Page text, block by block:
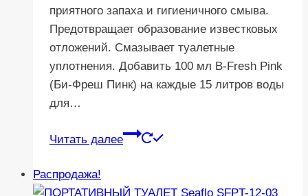
приятного запаха и гигиеничного смыва.
Предотвращает образование известковых
отложений. Смазывает туалетные
уплотнения. Добавить 100 мл B-Fresh Pink
(Би-Фреш Пинк) на каждые 15 литров воды
для…
Читать далее
Распродажа!